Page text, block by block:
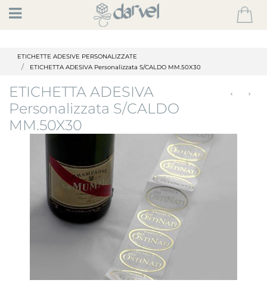
Open
ETICHETTE ADESIVE PERSONALIZZATE
ETICHETTA ADESIVA Personalizzata S/CALDO MM.50X30
ETICHETTA ADESIVA
Personalizzata S/CALDO
MM.50X30